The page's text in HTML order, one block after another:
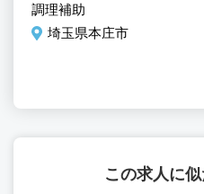
調理補助
埼玉県本庄市
この求人に